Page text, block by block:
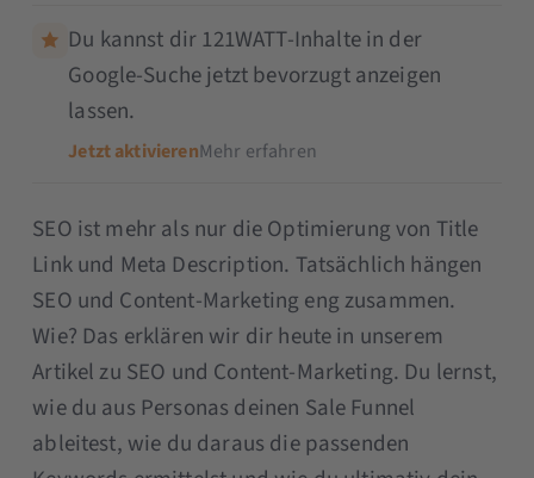
Du kannst dir 121WATT-Inhalte in der
Google-Suche jetzt bevorzugt anzeigen
lassen.
Jetzt aktivierenMehr erfahren
SEO ist mehr als nur die Optimierung von Title
Link und Meta Description. Tatsächlich hängen
SEO und Content-Marketing eng zusammen.
Wie? Das erklären wir dir heute in unserem
Artikel zu SEO und Content-Marketing. Du lernst,
wie du aus Personas deinen Sale Funnel
ableitest, wie du daraus die passenden